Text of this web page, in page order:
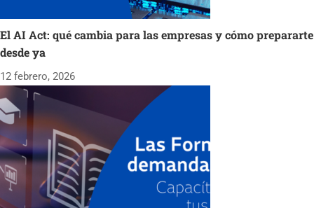
El AI Act: qué cambia para las empresas y cómo prepararte
desde ya
12 febrero, 2026